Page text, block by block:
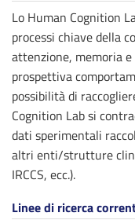
Lo Human Cognition
processi chiave della
attenzione, memoria
prospettiva
possibilità di
Cognition Lab si
dati sperimentali
altri enti/strutture
IRCCS, ecc.).
Linee di ricerca